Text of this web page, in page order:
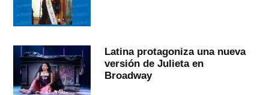
Latina protagoniza una nueva
versión de Julieta en
Broadway